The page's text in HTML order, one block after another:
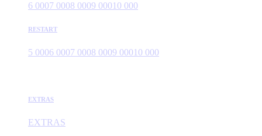
6 0007 0008 0009 00010 000
RESTART
5 0006 0007 0008 0009 00010 000
EXTRAS
EXTRAS